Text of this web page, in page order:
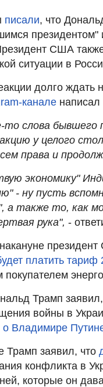
писали, что
президентом"
США
ситуации в
долго
канале
то слова
у целого
права и
экономику"
- ну пусть
а также то, как
рука", -
платить тариф
Трамп
войны в
о Владимире
Трамп заявил, что
конфликта в
которые он